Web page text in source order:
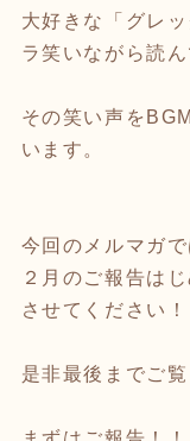
大好きな「グレ
ラ笑いながら読ん
その笑い声を
います。
今回のメルマガで
２月のご報告は
させてください！
是非最後までご